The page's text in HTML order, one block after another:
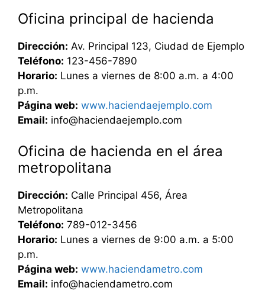
Oficina principal de hacienda
Dirección: Av. Principal 123, Ciudad de Ejemplo
Teléfono: 123-456-7890
Horario: Lunes a viernes de 8:00 a.m. a 4:00
p.m.
Página web: www.haciendaejemplo.com
Email: info@haciendaejemplo.com
Oficina de hacienda en el área
metropolitana
Dirección: Calle Principal 456, Área
Metropolitana
Teléfono: 789-012-3456
Horario: Lunes a viernes de 9:00 a.m. a 5:00
p.m.
Página web: www.haciendametro.com
Email: info@haciendametro.com